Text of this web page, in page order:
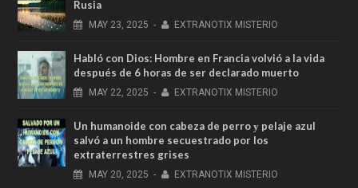
Rusia
MAY 23, 2025 - EXTRANOTIX MISTERIO
Habló con Dios: Hombre en Francia volvió a la vida
después de 6 horas de ser declarado muerto
MAY 22, 2025 - EXTRANOTIX MISTERIO
Un humanoide con cabeza de perro у pelaje azul
salvó a un hombre secuestrado por los
extraterrestres grises
MAY 20, 2025 - EXTRANOTIX MISTERIO